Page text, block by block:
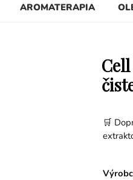
AROMATERAPIA
🛒